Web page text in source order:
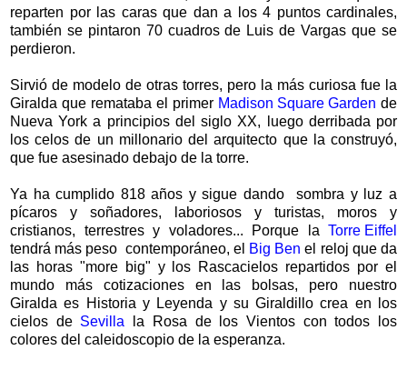
reparten por las caras que dan a los 4 puntos cardinales,
también se pintaron 70 cuadros de Luis de Vargas que se
perdieron.
Sirvió de modelo de otras torres, pero la más curiosa fue la
Giralda que remataba el primer Madison Square Garden de
Nueva York a principios del siglo XX, luego derribada por
los celos de un millonario del arquitecto que la construyó,
que fue asesinado debajo de la torre.
Ya ha cumplido 818 años y sigue dando sombra y luz a
pícaros y soñadores, laboriosos y turistas, moros y
cristianos, terrestres y voladores... Porque la Torre Eiffel
tendrá más peso contemporáneo, el Big Ben el reloj que da
las horas "more big" y los Rascacielos repartidos por el
mundo más cotizaciones en las bolsas, pero nuestro
Giralda es Historia y Leyenda y su Giraldillo crea en los
cielos de Sevilla la Rosa de los Vientos con todos los
colores del caleidoscopio de la esperanza.